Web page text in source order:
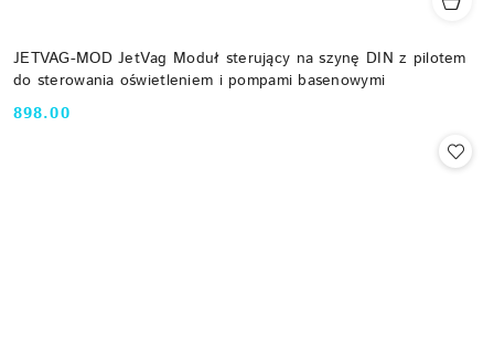
JETVAG-MOD JetVag Moduł sterujący na szynę DIN z pilotem
do sterowania oświetleniem i pompami basenowymi
Cena:
898.00